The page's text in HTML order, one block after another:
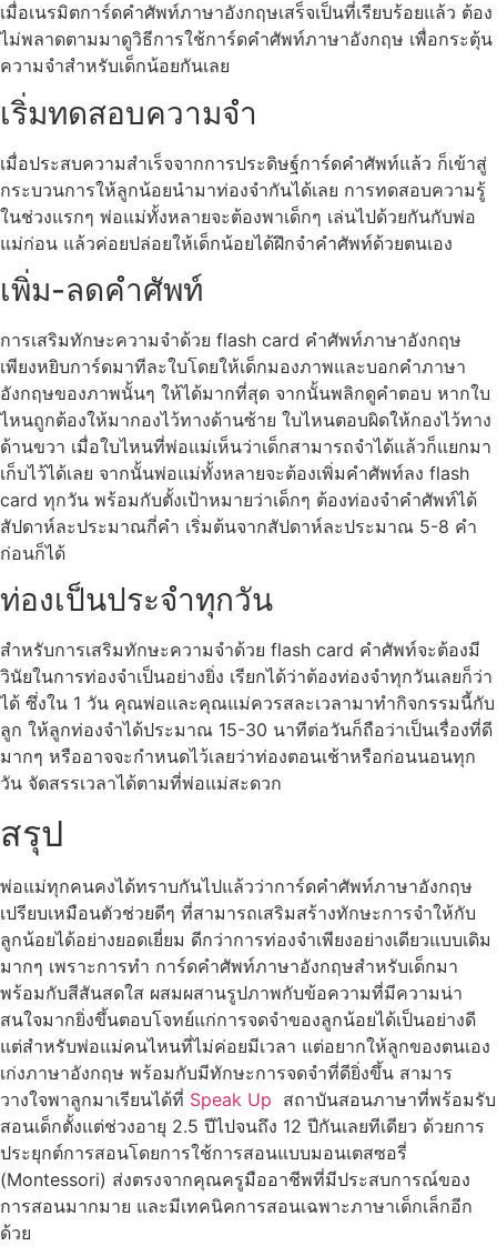
เมื่อเนรมิตการ์ดคำศัพท์ภาษาอังกฤษเสร็จเป็นที่เรียบร้อยแล้ว ต้อง
ไม่พลาดตามมาดูวิธีการใช้การ์ดคำศัพท์ภาษาอังกฤษ เพื่อกระตุ้น
ความจำสำหรับเด็กน้อยกันเลย
เริ่มทดสอบความจำ
เมื่อประสบความสำเร็จจากการประดิษฐ์การ์ดคำศัพท์แล้ว ก็เข้าสู่
กระบวนการให้ลูกน้อยนำมาท่องจำกันได้เลย การทดสอบความรู้
ในช่วงแรกๆ พ่อแม่ทั้งหลายจะต้องพาเด็กๆ เล่นไปด้วยกันกับพ่อ
แม่ก่อน แล้วค่อยปล่อยให้เด็กน้อยได้ฝึกจำคำศัพท์ด้วยตนเอง
เพิ่ม-ลดคำศัพท์
การเสริมทักษะความจำด้วย flash card คำศัพท์ภาษาอังกฤษ
เพียงหยิบการ์ดมาทีละใบโดยให้เด็กมองภาพและบอกคำภาษา
อังกฤษของภาพนั้นๆ ให้ได้มากที่สุด จากนั้นพลิกดูคำตอบ หากใบ
ไหนถูกต้องให้มากองไว้ทางด้านซ้าย ใบไหนตอบผิดให้กองไว้ทาง
ด้านขวา เมื่อใบไหนที่พ่อแม่เห็นว่าเด็กสามารถจำได้แล้วก็แยกมา
เก็บไว้ได้เลย จากนั้นพ่อแม่ทั้งหลายจะต้องเพิ่มคำศัพท์ลง flash
card ทุกวัน พร้อมกับตั้งเป้าหมายว่าเด็กๆ ต้องท่องจำคำศัพท์ได้
สัปดาห์ละประมาณกี่คำ เริ่มต้นจากสัปดาห์ละประมาณ 5-8 คำ
ก่อนก็ได้
ท่องเป็นประจำทุกวัน
สำหรับการเสริมทักษะความจำด้วย flash card คำศัพท์จะต้องมี
วินัยในการท่องจำเป็นอย่างยิ่ง เรียกได้ว่าต้องท่องจำทุกวันเลยก็ว่า
ได้ ซึ่งใน 1 วัน คุณพ่อและคุณแม่ควรสละเวลามาทำกิจกรรมนี้กับ
ลูก ให้ลูกท่องจำได้ประมาณ 15-30 นาทีต่อวันก็ถือว่าเป็นเรื่องที่ดี
มากๆ หรืออาจจะกำหนดไว้เลยว่าท่องตอนเช้าหรือก่อนนอนทุก
วัน จัดสรรเวลาได้ตามที่พ่อแม่สะดวก
สรุป
พ่อแม่ทุกคนคงได้ทราบกันไปแล้วว่าการ์ดคำศัพท์ภาษาอังกฤษ
เปรียบเหมือนตัวช่วยดีๆ ที่สามารถเสริมสร้างทักษะการจำให้กับ
ลูกน้อยได้อย่างยอดเยี่ยม ดีกว่าการท่องจำเพียงอย่างเดียวแบบเดิม
มากๆ เพราะการทำ การ์ดคำศัพท์ภาษาอังกฤษสำหรับเด็กมา
พร้อมกับสีสันสดใส ผสมผสานรูปภาพกับข้อความที่มีความน่า
สนใจมากยิ่งขึ้นตอบโจทย์แก่การจดจำของลูกน้อยได้เป็นอย่างดี
แต่สำหรับพ่อแม่คนไหนที่ไม่ค่อยมีเวลา แต่อยากให้ลูกของตนเอง
เก่งภาษาอังกฤษ พร้อมกับมีทักษะการจดจำที่ดียิ่งขึ้น สามาร
วางใจพาลูกมาเรียนได้ที่ Speak Up สถาบันสอนภาษาที่พร้อมรับ
สอนเด็กตั้งแต่ช่วงอายุ 2.5 ปีไปจนถึง 12 ปีกันเลยทีเดียว ด้วยการ
ประยุกต์การสอนโดยการใช้การสอนแบบมอนเตสซอรี่
(Montessori) ส่งตรงจากคุณครูมืออาชีพที่มีประสบการณ์ของ
การสอนมากมาย และมีเทคนิคการสอนเฉพาะภาษาเด็กเล็กอีก
ด้วย